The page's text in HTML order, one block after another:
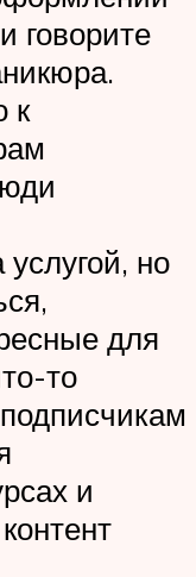
говорите
к
но
для
то
и